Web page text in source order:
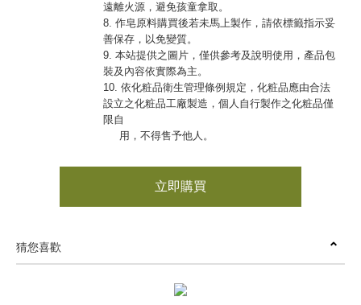
遠離火源，避免孩童拿取。
8. 作皂原料購買後若未馬上製作，請依標籤指示妥
善保存，以免變質。
9. 本站提供之圖片，僅供參考及說明使用，產品包
裝及內容依實際為主。
10. 依化粧品衛生管理條例規定，化粧品應由合法
設立之化粧品工廠製造，個人自行製作之化粧品僅
限自
用，不得售予他人。
立即購買
猜您喜歡